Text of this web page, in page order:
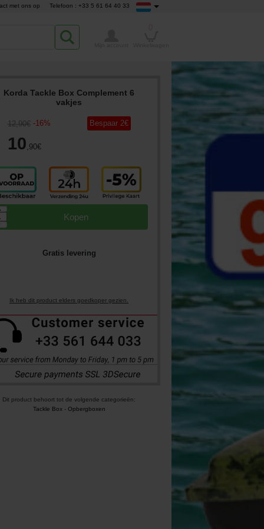
met ons op Telefoon : +33 5 61 64 40 33
Korda Tackle Box Complement 6
vakjes
12,90€ -16%
10,90€
Bespaar 2€
Kopen
Gratis levering
Ik heb dit product elders goedkoper gezien.
Dit product behoort tot de volgende categorieën:
Tackle Box- Opbergboxen